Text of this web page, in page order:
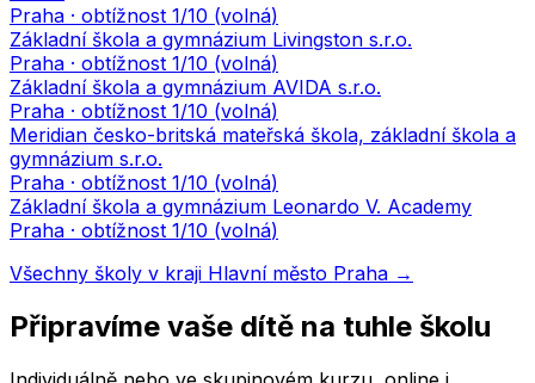
Praha · obtížnost 1/10 (volná)
Základní škola a gymnázium Livingston s.r.o.
Praha · obtížnost 1/10 (volná)
Základní škola a gymnázium AVIDA s.r.o.
Praha · obtížnost 1/10 (volná)
Meridian česko-britská mateřská škola, základní škola a
gymnázium s.r.o.
Praha · obtížnost 1/10 (volná)
Základní škola a gymnázium Leonardo V. Academy
Praha · obtížnost 1/10 (volná)
Všechny školy v kraji Hlavní město Praha →
Připravíme vaše dítě na tuhle školu